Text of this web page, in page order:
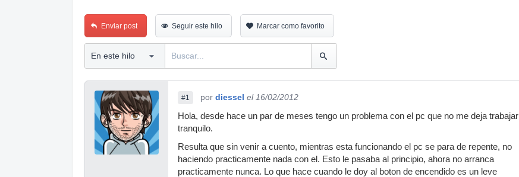
Enviar post Seguir este hilo Marcar como favorito
#1 por diessel el 16/02/2012
Hola, desde hace un par de meses tengo un problema con el pc que no me deja trabajar
tranquilo.
Resulta que sin venir a cuento, mientras esta funcionando el pc se para de repente, no
haciendo practicamente nada con el. Esto le pasaba al principio, ahora no arranca
practicamente nunca. Lo que hace cuando le doy al boton de encendido es un leve